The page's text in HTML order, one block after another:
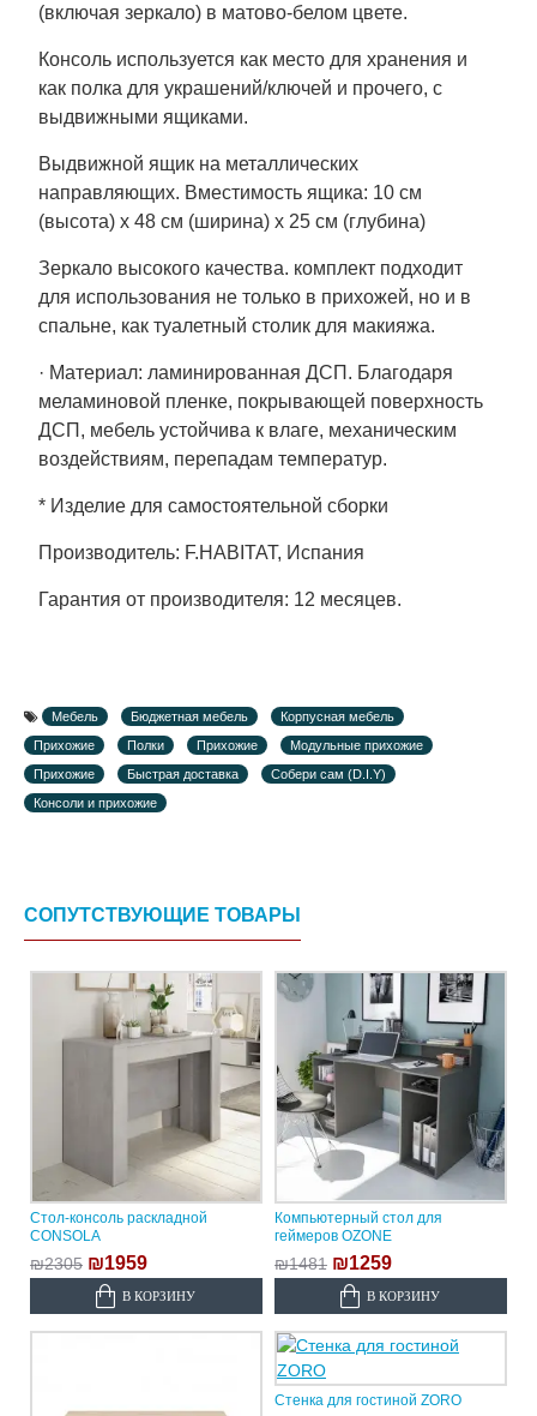
(включая зеркало) в матово-белом цвете.
Консоль используется как место для хранения и
как полка для украшений/ключей и прочего, с
выдвижными ящиками.
Выдвижной ящик на металлических
направляющих. Вместимость ящика: 10 см
(высота) х 48 см (ширина) х 25 см (глубина)
Зеркало высокого качества. комплект подходит
для использования не только в прихожей, но и в
спальне, как туалетный столик для макияжа.
· Материал: ламинированная ДСП. Благодаря
меламиновой пленке, покрывающей поверхность
ДСП, мебель устойчива к влаге, механическим
воздействиям, перепадам температур.
* Изделие для самостоятельной сборки
Производитель: F.HABITAT, Испания
Гарантия от производителя: 12 месяцев.
Мебель Бюджетная мебель
Корпусная мебель
Прихожие
Полки Прихожие
Модульные прихожие
Прихожие
Быстрая доставка
Собери сам (D.I.Y)
Консоли и прихожие
СОПУТСТВУЮЩИЕ ТОВАРЫ
Стол-консоль раскладной
CONSOLA
₪2305 ₪1959
В КОРЗИНУ
Компьютерный стол для
геймеров OZONE
₪1481 ₪1259
В КОРЗИНУ
Стенка для гостиной ZORO